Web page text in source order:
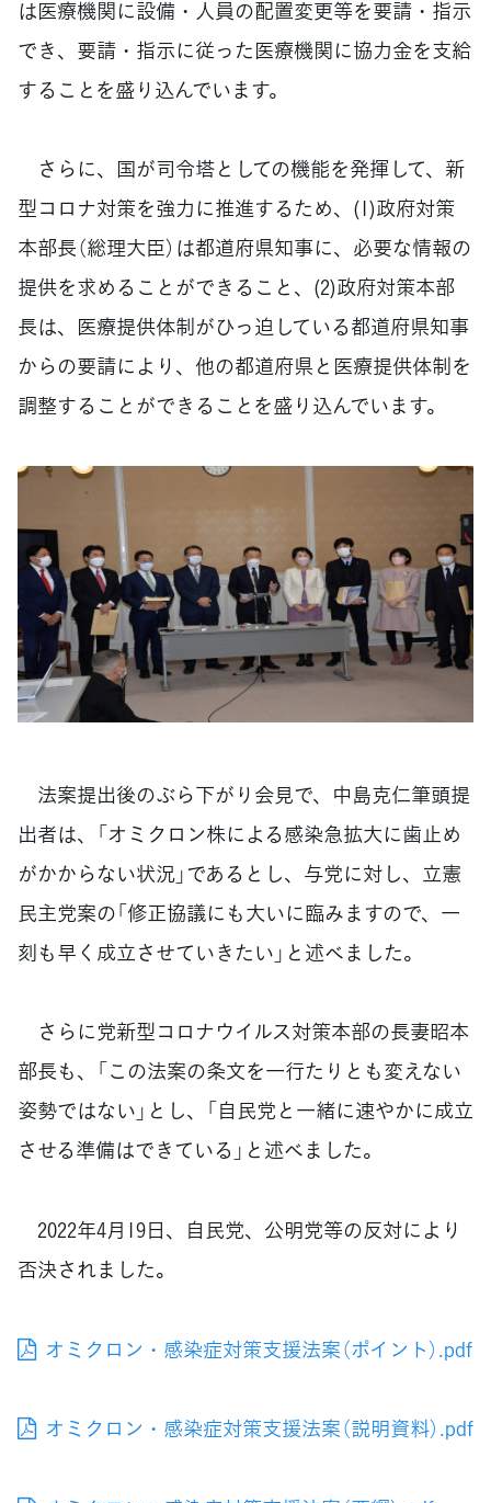
は医療機関に設備・人員の配置変更等を要請・指示
でき、要請・指示に従った医療機関に協力金を支給
することを盛り込んでいます。
さらに、国が司令塔としての機能を発揮して、新
型コロナ対策を強力に推進するため、(1)政府対策
本部長（総理大臣）は都道府県知事に、必要な情報の
提供を求めることができること、(2)政府対策本部
長は、医療提供体制がひっ迫している都道府県知事
からの要請により、他の都道府県と医療提供体制を
調整することができることを盛り込んでいます。
法案提出後のぶら下がり会見で、中島克仁筆頭提
出者は、「オミクロン株による感染急拡大に歯止め
がかからない状況」であるとし、与党に対し、立憲
民主党案の「修正協議にも大いに臨みますので、一
刻も早く成立させていきたい」と述べました。
さらに党新型コロナウイルス対策本部の長妻昭本
部長も、「この法案の条文を一行たりとも変えない
姿勢ではない」とし、「自民党と一緒に速やかに成立
させる準備はできている」と述べました。
2022年4月19日、自民党、公明党等の反対により
否決されました。
オミクロン・感染症対策支援法案（ポイント）.pdf
オミクロン・感染症対策支援法案（説明資料）.pdf